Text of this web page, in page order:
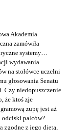
Akademia
zamówiła
systemy…
wydawania
na stołówce uczelni
głosowania Senatu
Czy niedopuszczenie
że ktoś zje
zupę jest aż
odciski palców?
zgodne z jego dietą,